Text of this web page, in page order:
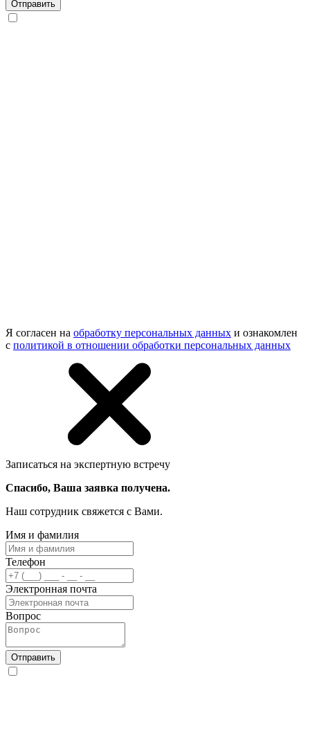
Отправить
Я согласен на обработку персональных данных и ознакомлен
с политикой в отношении обработки персональных данных
Записаться на экспертную встречу
Спасибо, Ваша заявка получена.
Наш сотрудник свяжется с Вами.
Имя и фамилия
Телефон
Электронная почта
Вопрос
Отправить